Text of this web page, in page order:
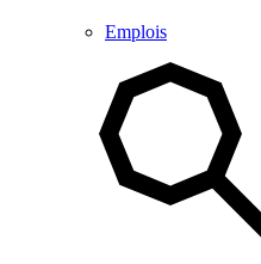
Emplois